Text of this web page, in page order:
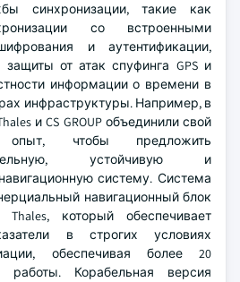
синхронизации, такие как
со встроенными
и аутентификации,
от атак спуфинга GPS и
информации о времени в
инфраструктуры. Например, в
и CS GROUP объединили свой
опыт, чтобы предложить
устойчивую и
систему. Система
навигационный блок
Thales, который обеспечивает
в строгих условиях
обеспечивая более 20
работы. Корабельная версия